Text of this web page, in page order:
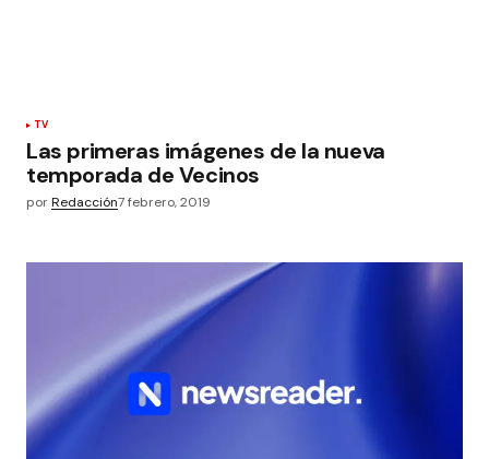
TV
Las primeras imágenes de la nueva
temporada de Vecinos
porRedacción7 febrero, 2019